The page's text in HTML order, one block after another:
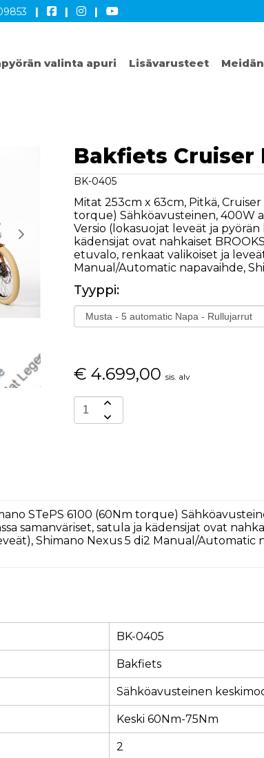
| | |
valinta apuri Lisävarusteet
Bakfiets Cruiser
BK-0405
Mitat 253cm x 63cm, Pitkä, Cruiser
torque) Sähköavusteinen, 400W
Versio (lokasuojat leveät ja pyörän
kädensijat ovat nahkaiset
etuvalo, renkaat valikoiset ja
Manual/Automatic napavaihde,
Tyyppi:
€ 4.699,00 sis. alv
STePS 6100 (60Nm torque)
samanväriset, satula ja kädensijat ovat
Shimano Nexus 5 di2 Manual/Automatic
BK-0405
Bakfiets
Sähköavusteinen
Keski 60Nm-75Nm
2